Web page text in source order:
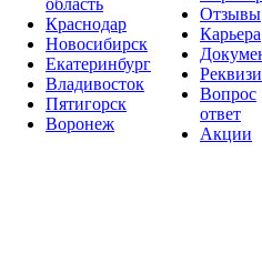
область
Краснодар
Новосибирск
Екатеринбург
Владивосток
Пятигорск
Воронеж
Отзывы
Карьера
Вопрос
ответ
Акции